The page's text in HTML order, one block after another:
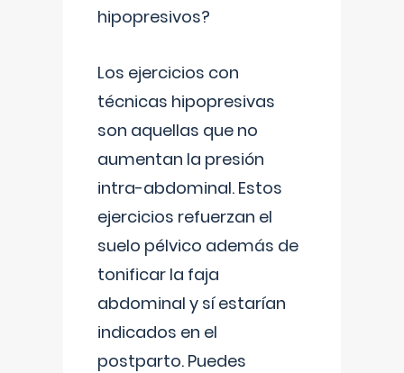
hipopresivos?
Los ejercicios con
técnicas hipopresivas
son aquellas que no
aumentan la presión
intra-abdominal. Estos
ejercicios refuerzan el
suelo pélvico además de
tonificar la faja
abdominal y sí estarían
indicados en el
postparto. Puedes